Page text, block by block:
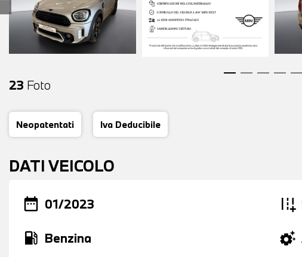
23 Foto
Neopatentati Iva Deducibile
DATI VEICOLO
date_range 01/2023 add_road
local_gas_station Benzina settings_suggest